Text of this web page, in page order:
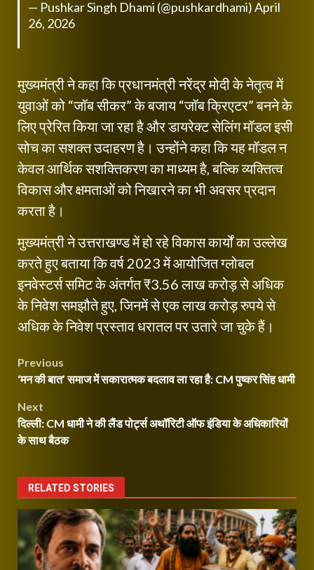
— Pushkar Singh Dhami (@pushkardhami)April
26, 2026
मुख्यमंत्री ने कहा कि प्रधानमंत्री नरेंद्र मोदी के नेतृत्व में
युवाओं को “जॉब सीकर” के बजाय “जॉब क्रिएटर” बनने के
लिए प्रेरित किया जा रहा है और डायरेक्ट सेलिंग मॉडल इसी
सोच का सशक्त उदाहरण है। उन्होंने कहा कि यह मॉडल न
केवल आर्थिक सशक्तिकरण का माध्यम है, बल्कि व्यक्तित्व
विकास और क्षमताओं को निखारने का भी अवसर प्रदान
करता है।
मुख्यमंत्री ने उत्तराखण्ड में हो रहे विकास कार्यों का उल्लेख
करते हुए बताया कि वर्ष 2023 में आयोजित ग्लोबल
इनवेस्टर्स समिट के अंतर्गत ₹3.56 लाख करोड़ से अधिक
के निवेश समझौते हुए, जिनमें से एक लाख करोड़ रुपये से
अधिक के निवेश प्रस्ताव धरातल पर उतारे जा चुके हैं।
Post
Previous
‘मन की बात’ समाज में सकारात्मक बदलाव ला रहा है: CM पुष्कर सिंह धामी
Next
दिल्ली: CM धामी ने की लैंड पोर्ट्स अथॉरिटी ऑफ इंडिया के अधिकारियों
के साथ बैठक
RELATED STORIES